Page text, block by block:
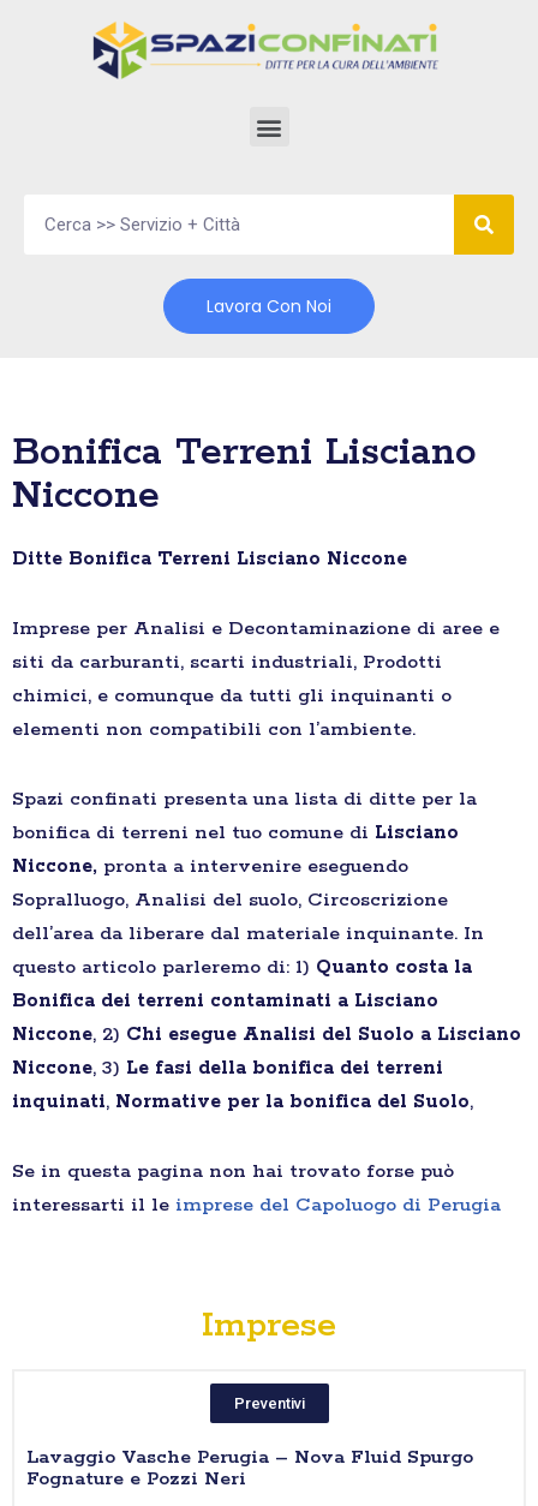
Lavora Con Noi
Bonifica Terreni Lisciano
Niccone
Ditte Bonifica Terreni Lisciano Niccone
Imprese per Analisi e Decontaminazione di aree e
siti da carburanti, scarti industriali, Prodotti
chimici, e comunque da tutti gli inquinanti o
elementi non compatibili con l’ambiente.
Spazi confinati presenta una lista di ditte per la
bonifica di terreni nel tuo comune di Lisciano
Niccone, pronta a intervenire eseguendo
Sopralluogo, Analisi del suolo, Circoscrizione
dell’area da liberare dal materiale inquinante. In
questo articolo parleremo di: 1) Quanto costa la
Bonifica dei terreni contaminati a Lisciano
Niccone, 2) Chi esegue Analisi del Suolo a Lisciano
Niccone, 3) Le fasi della bonifica dei terreni
inquinati, Normative per la bonifica del Suolo,
Se in questa pagina non hai trovato forse può
interessarti il le imprese del Capoluogo di Perugia
Imprese
Preventivi
Lavaggio Vasche Perugia – Nova Fluid Spurgo
Fognature e Pozzi Neri